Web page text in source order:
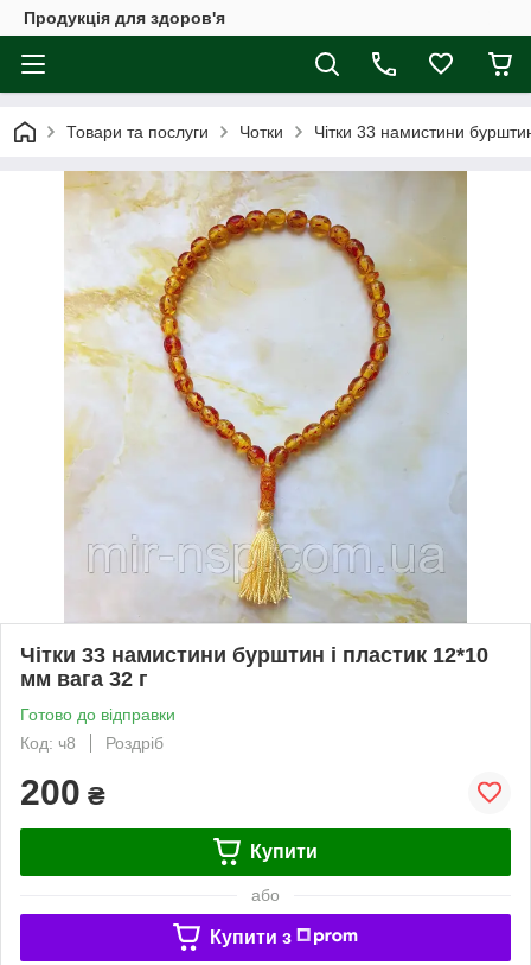
Продукція для здоров'я
Товари та послуги Чотки Чітки 33 намистини
Чітки 33 намистини бурштин і пластик 12*10
мм вага 32 г
Готово до відправки
Код: ч8
Роздріб
200 ₴
Купити
або
Купити з